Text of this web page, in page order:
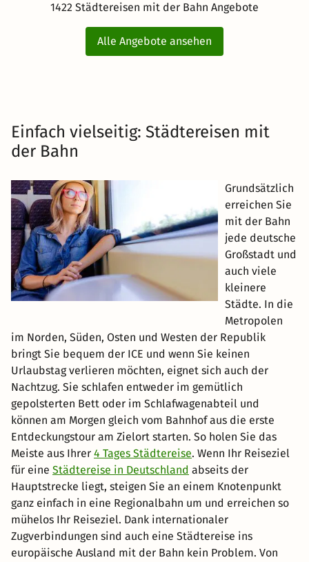
1422 Städtereisen mit der Bahn Angebote
Alle Angebote ansehen
Einfach vielseitig: Städtereisen mit
der Bahn
Grundsätzlich
erreichen Sie
mit der Bahn
jede deutsche
Großstadt und
auch viele
kleinere
Städte. In die
Metropolen
im Norden, Süden, Osten und Westen der Republik
bringt Sie bequem der ICE und wenn Sie keinen
Urlaubstag verlieren möchten, eignet sich auch der
Nachtzug. Sie schlafen entweder im gemütlich
gepolsterten Bett oder im Schlafwagenabteil und
können am Morgen gleich vom Bahnhof aus die erste
Entdeckungstour am Zielort starten. So holen Sie das
Meiste aus Ihrer 4 Tages Städtereise. Wenn Ihr Reiseziel
für eine Städtereise in Deutschland abseits der
Hauptstrecke liegt, steigen Sie an einem Knotenpunkt
ganz einfach in eine Regionalbahn um und erreichen so
mühelos Ihr Reiseziel. Dank internationaler
Zugverbindungen sind auch eine Städtereise ins
europäische Ausland mit der Bahn kein Problem. Von